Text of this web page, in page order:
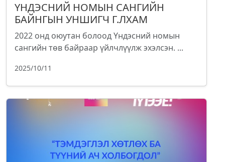
ҮНДЭСНИЙ НОМЫН САНГИЙН
БАЙНГЫН УНШИГЧ Г.ЛХАМ
2022 онд оюутан болоод Үндэсний номын
сангийн төв байраар үйлчлүүлж эхэлсэн. ...
2025/10/11